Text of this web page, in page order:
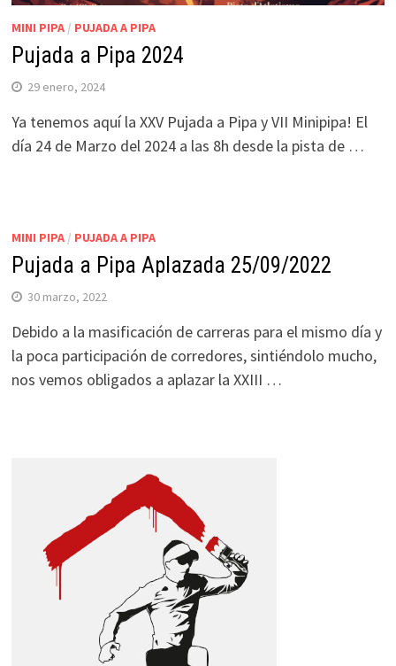
MINI PIPA/ PUJADA A PIPA
Pujada a Pipa 2024
29 enero, 2024
Ya tenemos aquí la XXV Pujada a Pipa y VII Minipipa! El
día 24 de Marzo del 2024 a las 8h desde la pista de …
MINI PIPA/ PUJADA A PIPA
Pujada a Pipa Aplazada 25/09/2022
30 marzo, 2022
Debido a la masificación de carreras para el mismo día y
la poca participación de corredores, sintiéndolo mucho,
nos vemos obligados a aplazar la XXIII …